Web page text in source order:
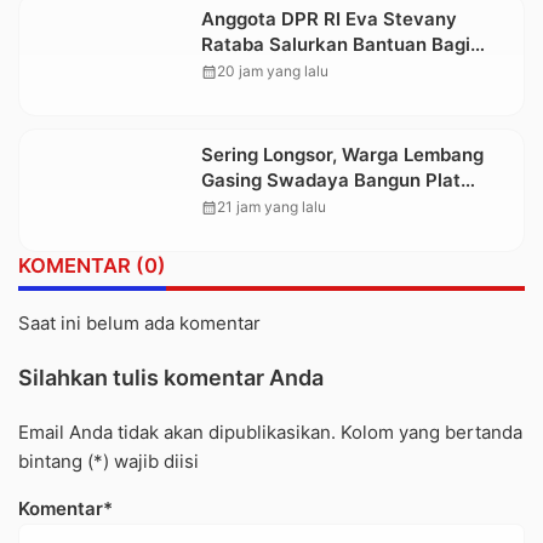
Anggota DPR RI Eva Stevany
Rataba Salurkan Bantuan Bagi
Warga Terdampak Longsor di
calendar_month20 jam yang lalu
Sering Longsor, Warga Lembang
Gasing Swadaya Bangun Plat
Deker dan Talut Jalan Penghubung
calendar_month21 jam yang lalu
KOMENTAR (0)
Saat ini belum ada komentar
Silahkan tulis komentar Anda
Email Anda tidak akan dipublikasikan. Kolom yang bertanda
bintang (*) wajib diisi
Komentar*